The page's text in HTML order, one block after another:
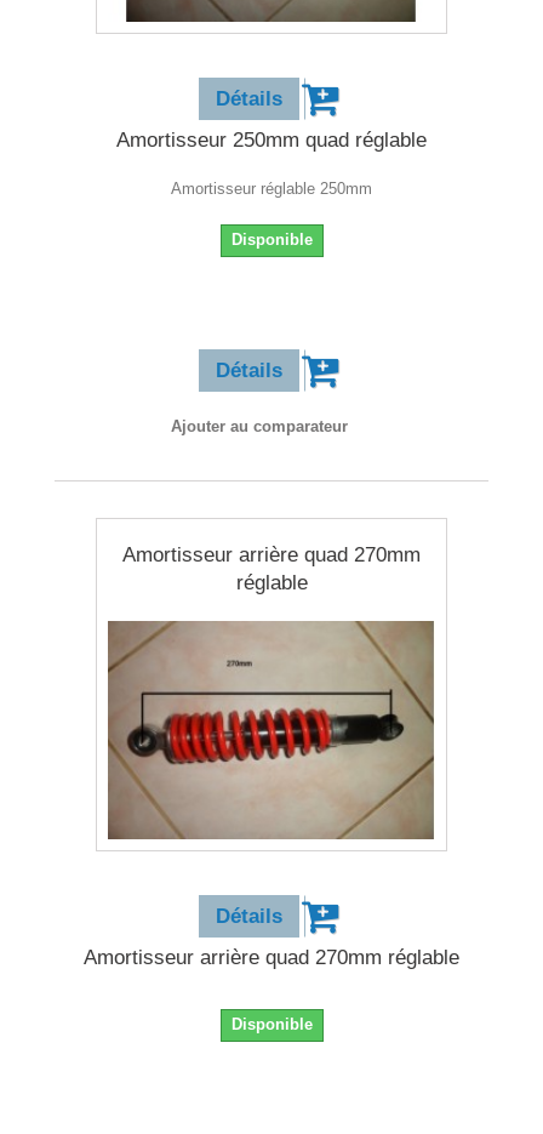
Détails
Amortisseur 250mm quad réglable
Amortisseur réglable 250mm
Disponible
Détails
Ajouter au comparateur
Amortisseur arrière quad 270mm
réglable
Détails
Amortisseur arrière quad 270mm réglable
Disponible